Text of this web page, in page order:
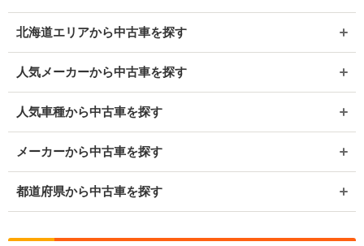
北海道エリアから中古車を探す
人気メーカーから中古車を探す
人気車種から中古車を探す
メーカーから中古車を探す
都道府県から中古車を探す